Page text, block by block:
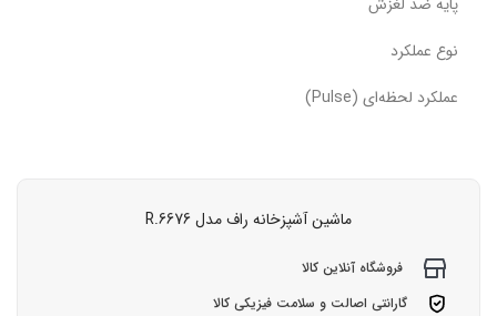
نوع عملکرد
عملکرد لحظه‌ای (Pulse)
ماشین آشپزخانه راف مدل R.6676
فروشگاه آنلاین کالا
گارانتی اصالت و سلامت فیزیکی کالا